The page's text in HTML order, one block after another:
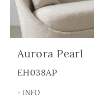
Aurora Pearl
EH038AP
+ INFO